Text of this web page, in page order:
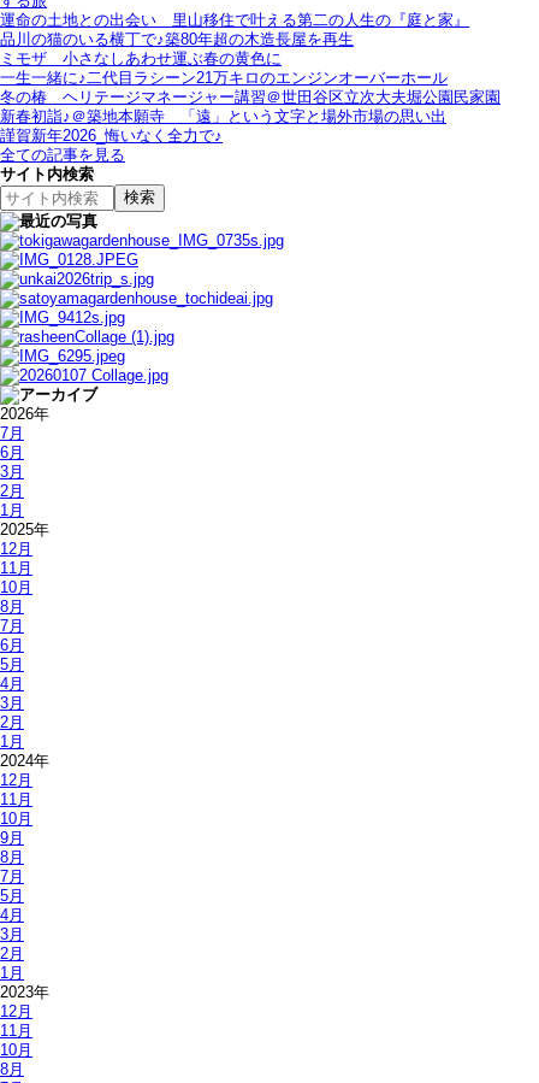
運命の土地との出会い＿里山移住で叶える第二の人生の『庭と家』
品川の猫のいる横丁で♪築80年超の木造長屋を再生
ミモザ＿小さなしあわせ運ぶ春の黄色に
一生一緒に♪二代目ラシーン21万キロのエンジンオーバーホール
冬の椿＿ヘリテージマネージャー講習＠世田谷区立次大夫堀公園民家園
新春初詣♪＠築地本願寺＿「遠」という文字と場外市場の思い出
謹賀新年2026_悔いなく全力で♪
全ての記事を見る
サイト内検索
2026年
7月
6月
3月
2月
1月
2025年
12月
11月
10月
8月
7月
6月
5月
4月
3月
2月
1月
2024年
12月
11月
10月
9月
8月
7月
5月
4月
3月
2月
1月
2023年
12月
11月
10月
8月